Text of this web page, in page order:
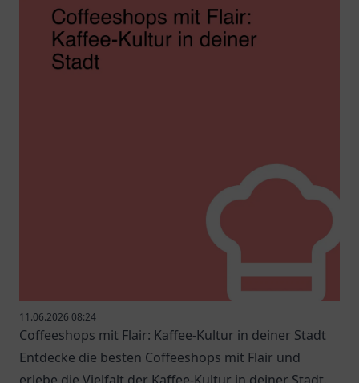
11.06.2026 08:24
Coffeeshops mit Flair: Kaffee-Kultur in deiner Stadt
Entdecke die besten Coffeeshops mit Flair und